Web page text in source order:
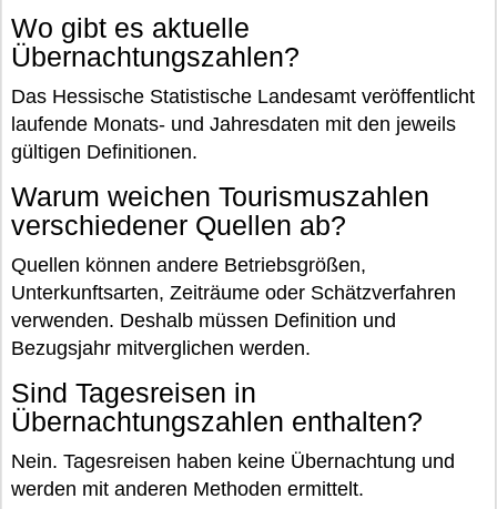
Wo gibt es aktuelle
Übernachtungszahlen?
Das Hessische Statistische Landesamt veröffentlicht
laufende Monats- und Jahresdaten mit den jeweils
gültigen Definitionen.
Warum weichen Tourismuszahlen
verschiedener Quellen ab?
Quellen können andere Betriebsgrößen,
Unterkunftsarten, Zeiträume oder Schätzverfahren
verwenden. Deshalb müssen Definition und
Bezugsjahr mitverglichen werden.
Sind Tagesreisen in
Übernachtungszahlen enthalten?
Nein. Tagesreisen haben keine Übernachtung und
werden mit anderen Methoden ermittelt.